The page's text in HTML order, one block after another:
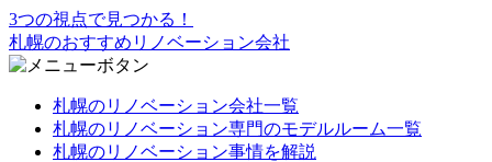
3つの視点で見つかる！
札幌のおすすめリノベーション会社
札幌のリノベーション会社一覧
札幌のリノベーション専門のモデルルーム一覧
札幌のリノベーション事情を解説